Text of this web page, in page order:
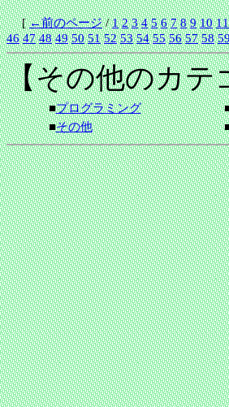
[←前のページ/1 2 3 4 5 6 7 8 9 10 11
46 47 48 49 50 51 52 53 54 55 56 57 58
【その他のカテ
■プログラミング
■その他